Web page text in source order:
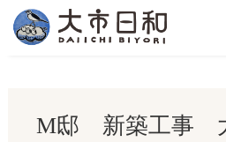
M邸 新築工事